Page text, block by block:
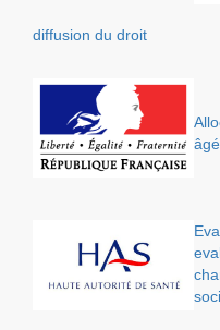
diffusion du droit